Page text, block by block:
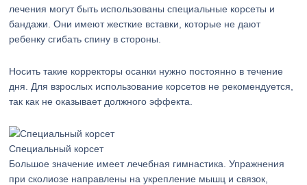
лечения могут быть использованы специальные корсеты и
бандажи. Они имеют жесткие вставки, которые не дают
ребенку сгибать спину в стороны.
Носить такие корректоры осанки нужно постоянно в течение
дня. Для взрослых использование корсетов не рекомендуется,
так как не оказывает должного эффекта.
Специальный корсет
Большое значение имеет лечебная гимнастика. Упражнения
при сколиозе направлены на укрепление мышц и связок,